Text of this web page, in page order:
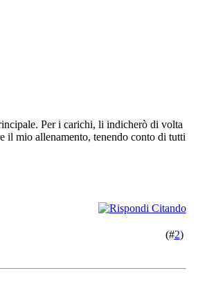
Per i carichi, li indicherò di volta
il mio allenamento, tenendo conto di tutti
(#2)